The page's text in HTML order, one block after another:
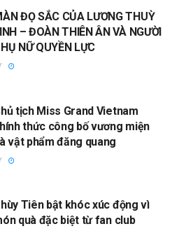
ĐỌ SẮC CỦA LƯƠNG THUỲ
– ĐOÀN THIÊN ÂN VÀ NGƯỜI
NỮ QUYỀN LỰC
tịch Miss Grand Vietnam
thức công bố vương miện
vật phẩm đăng quang
Tiên bật khóc xúc động vì
quà đặc biệt từ fan club